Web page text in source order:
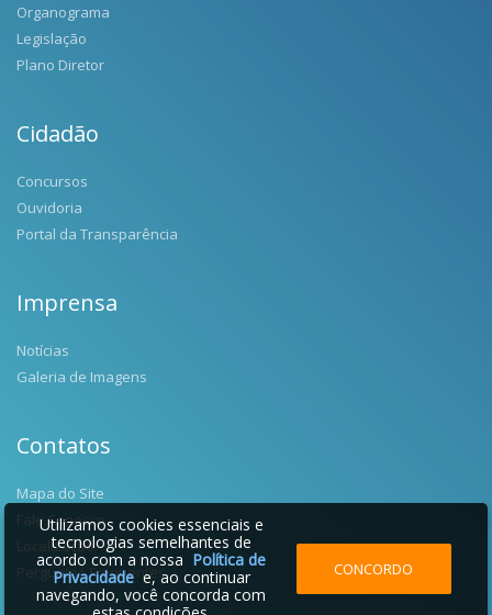
Organograma
Legislação
Plano Diretor
Cidadão
Concursos
Ouvidoria
Portal da Transparência
Imprensa
Notícias
Galeria de Imagens
Contatos
Mapa do Site
Fale Conosco
Localização
Perguntas Frequentes
Utilizamos cookies essenciais e
tecnologias semelhantes de
acordo com a nossa Política de
Privacidadee, ao continuar
navegando, você concorda com
CONCORDO